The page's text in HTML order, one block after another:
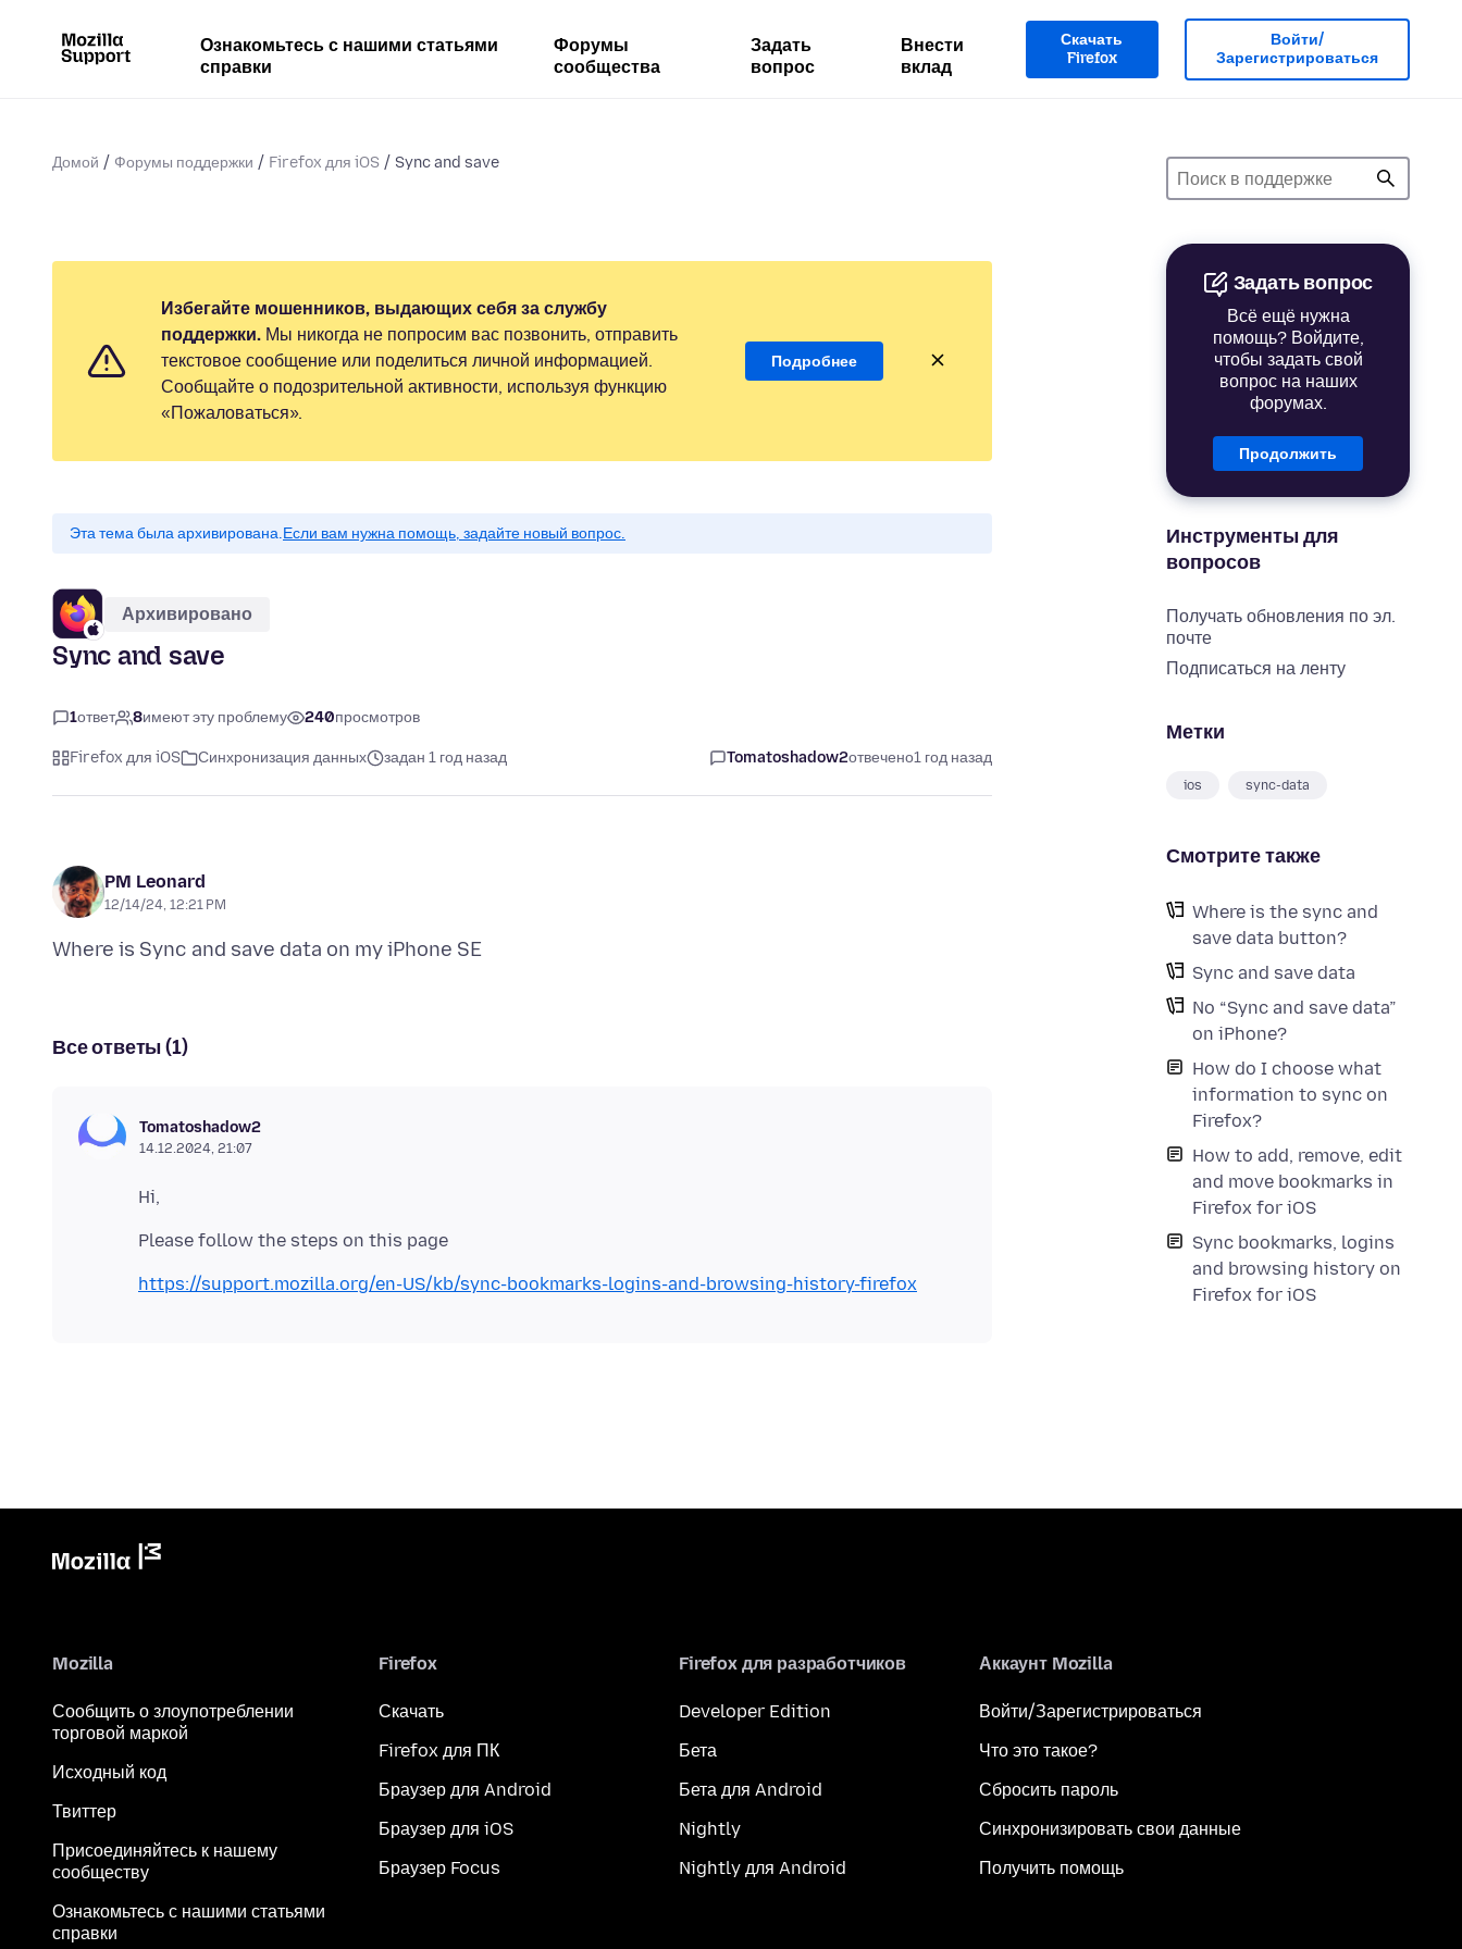
Ознакомьтесь с нашими статьями
справки
Форумы
сообщества
Задать
вопрос
Внести
вклад
Скачать
Firefox
Войти/
Зарегистрироваться
Домой Форумы поддержки Firefox для iOS Sync and save
Задать вопрос
Всё ещё нужна
помощь? Войдите,
чтобы задать свой
вопрос на наших
форумах.
Продолжить
Инструменты для
вопросов
Получать обновления по эл.
почте
Подписаться на ленту
Метки
ios sync-data
Смотрите также
Where is the sync and
save data button?
Sync and save data
No “Sync and save data”
on iPhone?
How do I choose what
information to sync on
Firefox?
How to add, remove, edit
and move bookmarks in
Firefox for iOS
Sync bookmarks, logins
and browsing history on
Firefox for iOS
Избегайте мошенников, выдающих себя за службу
поддержки. Мы никогда не попросим вас позвонить, отправить
текстовое сообщение или поделиться личной информацией.
Сообщайте о подозрительной активности, используя функцию
«Пожаловаться».
Подробнее
Эта тема была архивирована.Если вам нужна помощь, задайте новый вопрос.
Архивировано
Sync and save
1ответ 8имеют эту проблему 240просмотров
Firefox для iOS Синхронизация данных задан 1 год назад Tomatoshadow2отвечено1 год назад
PM Leonard
12/14/24, 12:21 PM
Все ответы (1)
Tomatoshadow2
14.12.2024, 21:07
https://support.mozilla.org/en-US/kb/sync-bookmarks-logins-and-browsing-history-firefox
Mozilla
Сообщить о злоупотреблении
торговой маркой
Исходный код
Твиттер
Присоединяйтесь к нашему
сообществу
Ознакомьтесь с нашими статьями
справки
Firefox
Скачать
Firefox для ПК
Браузер для Android
Браузер для iOS
Браузер Focus
Firefox для разработчиков
Developer Edition
Бета
Бета для Android
Nightly
Nightly для Android
Аккаунт Mozilla
Войти/Зарегистрироваться
Что это такое?
Сбросить пароль
Синхронизировать свои данные
Получить помощь